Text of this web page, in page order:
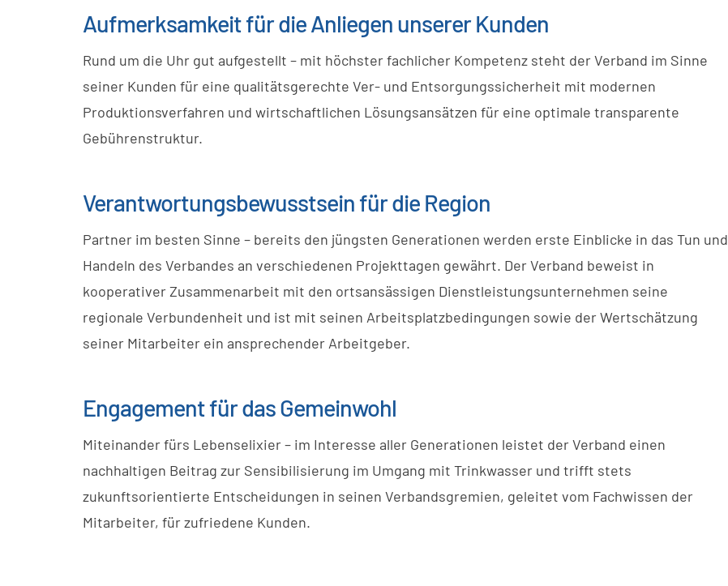
Aufmerksamkeit für die Anliegen unserer Kunden
Rund um die Uhr gut aufgestellt – mit höchster fachlicher Kompetenz steht der Verband im Sinne
seiner Kunden für eine qualitätsgerechte Ver- und Entsorgungssicherheit mit modernen
Produktionsverfahren und wirtschaftlichen Lösungsansätzen für eine optimale transparente
Gebührenstruktur.
Verantwortungsbewusstsein für die Region
Partner im besten Sinne – bereits den jüngsten Generationen werden erste Einblicke in das Tun und
Handeln des Verbandes an verschiedenen Projekttagen gewährt. Der Verband beweist in
kooperativer Zusammenarbeit mit den ortsansässigen Dienstleistungsunternehmen seine
regionale Verbundenheit und ist mit seinen Arbeitsplatzbedingungen sowie der Wertschätzung
seiner Mitarbeiter ein ansprechender Arbeitgeber.
Engagement für das Gemeinwohl
Miteinander fürs Lebenselixier – im Interesse aller Generationen leistet der Verband einen
nachhaltigen Beitrag zur Sensibilisierung im Umgang mit Trinkwasser und trifft stets
zukunftsorientierte Entscheidungen in seinen Verbandsgremien, geleitet vom Fachwissen der
Mitarbeiter, für zufriedene Kunden.